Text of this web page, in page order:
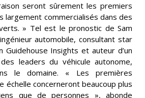
seront sûrement les premiers
largement commercialisés dans des
» Tel est le pronostic de Sam
automobile, consultant star
Guidehouse Insights et auteur d’un
leaders du véhicule autonome,
le domaine. « Les premières
échelle concerneront beaucoup plus
que de personnes », abonde